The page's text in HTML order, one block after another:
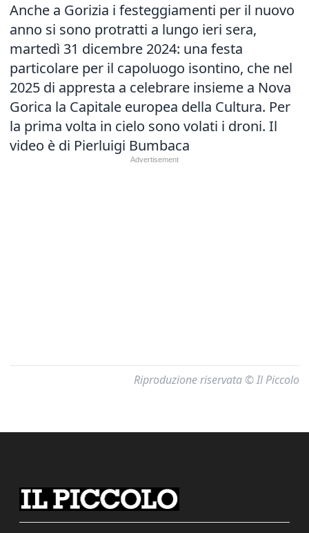
Anche a Gorizia i festeggiamenti per il nuovo
anno si sono protratti a lungo ieri sera,
martedì 31 dicembre 2024: una festa
particolare per il capoluogo isontino, che nel
2025 di appresta a celebrare insieme a Nova
Gorica la Capitale europea della Cultura. Per
la prima volta in cielo sono volati i droni. Il
video è di Pierluigi Bumbaca
Riproduzione riservata © Il Piccolo